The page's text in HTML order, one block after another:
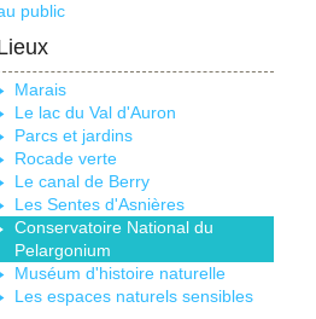
public
Marais
Le lac du Val d'Auron
Parcs et jardins
Rocade verte
Le canal de Berry
Les Sentes d'Asnières
Conservatoire National du
Pelargonium
Muséum d'histoire naturelle
Les espaces naturels sensibles